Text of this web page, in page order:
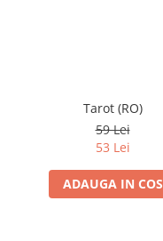
Tarot (RO)
59 Lei
53 Lei
ADAUGA IN COS